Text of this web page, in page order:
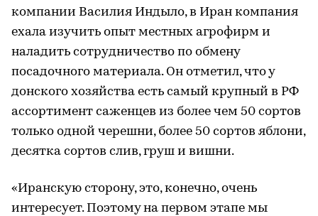
компании Василия Индыло, в Иран компания
ехала изучить опыт местных агрофирм и
наладить сотрудничество по обмену
посадочного материала. Он отметил, что у
донского хозяйства есть самый крупный в РФ
ассортимент саженцев из более чем 50 сортов
только одной черешни, более 50 сортов яблони,
десятка сортов слив, груш и вишни.
«Иранскую сторону, это, конечно, очень
интересует. Поэтому на первом этапе мы